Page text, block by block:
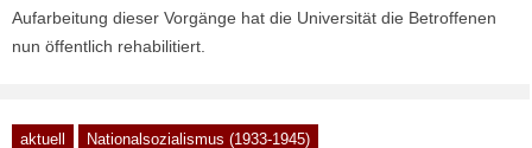
Aufarbeitung dieser Vorgänge hat die Universität die Betroffenen
nun öffentlich rehabilitiert.
aktuell
Nationalsozialismus (1933-1945)